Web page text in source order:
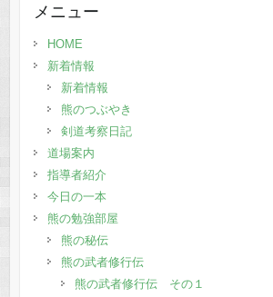
事メニュー
HOME
新着情報
新着情報
熊のつぶやき
剣道考察日記
道場案内
指導者紹介
今日の一本
熊の勉強部屋
熊の秘伝
熊の武者修行伝
熊の武者修行伝 その１